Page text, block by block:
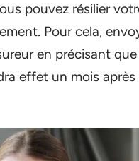
pouvez résilier
Pour cela,
en précisant
effet un mois